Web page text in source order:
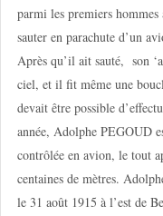
parmi les premiers
sauter en parachute d’un
Après qu’il ait sauté, son
ciel, et il fit même une
devait être possible
année, Adolphe PEGOUD
contrôlée en avion, le tout
centaines de mètres.
le 31 août 1915 à l’est de